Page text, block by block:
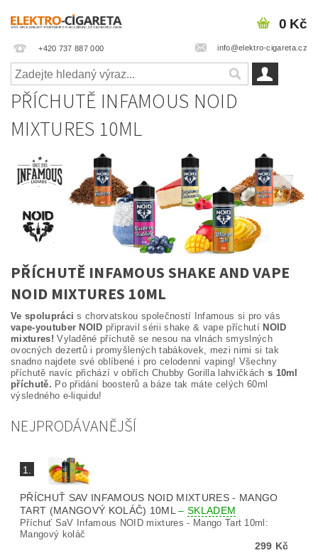
+420 737 887 000 info@elektro-cigareta.cz
0 Kč
PŘÍCHUTĚ INFAMOUS NOID
MIXTURES 10ML
PŘÍCHUTĚ INFAMOUS SHAKE AND VAPE
NOID MIXTURES 10ML
Ve spolupráci s chorvatskou společností Infamous si pro vás
vape-youtuber NOID připravil sérii shake & vape příchutí NOID
mixtures! Vyladěné příchutě se nesou na vlnách smyslných
ovocných dezertů i promyšlených tabákovek, mezi nimi si tak
snadno najdete své oblíbené i pro celodenní vaping! Všechny
příchutě navíc přichází v obřích Chubby Gorilla lahvičkách s 10ml
příchutě. Po přidání boosterů a báze tak máte celých 60ml
výsledného e-liquidu!
NEJPRODÁVANĚJŠÍ
1.
PŘÍCHUŤ SAV INFAMOUS NOID MIXTURES - MANGO
TART (MANGOVÝ KOLÁČ) 10ML–SKLADEM
Příchuť SaV Infamous NOID mixtures - Mango Tart 10ml:
Mangový koláč
299 Kč